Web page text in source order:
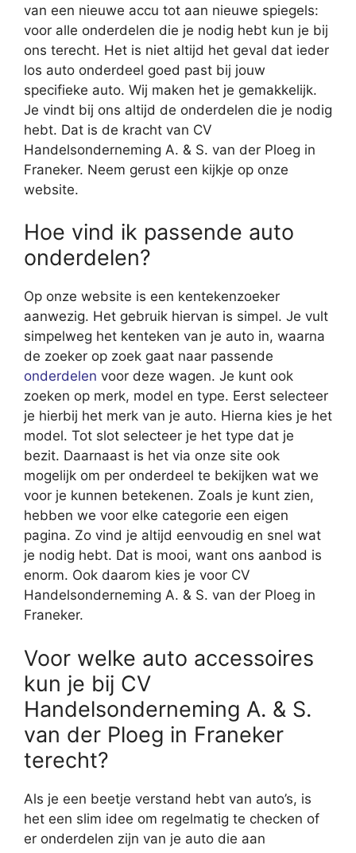
van een nieuwe accu tot aan nieuwe spiegels:
voor alle onderdelen die je nodig hebt kun je bij
ons terecht. Het is niet altijd het geval dat ieder
los auto onderdeel goed past bij jouw
specifieke auto. Wij maken het je gemakkelijk.
Je vindt bij ons altijd de onderdelen die je nodig
hebt. Dat is de kracht van CV
Handelsonderneming A. & S. van der Ploeg in
Franeker. Neem gerust een kijkje op onze
website.
Hoe vind ik passende auto
onderdelen?
Op onze website is een kentekenzoeker
aanwezig. Het gebruik hiervan is simpel. Je vult
simpelweg het kenteken van je auto in, waarna
de zoeker op zoek gaat naar passende
onderdelen voor deze wagen. Je kunt ook
zoeken op merk, model en type. Eerst selecteer
je hierbij het merk van je auto. Hierna kies je het
model. Tot slot selecteer je het type dat je
bezit. Daarnaast is het via onze site ook
mogelijk om per onderdeel te bekijken wat we
voor je kunnen betekenen. Zoals je kunt zien,
hebben we voor elke categorie een eigen
pagina. Zo vind je altijd eenvoudig en snel wat
je nodig hebt. Dat is mooi, want ons aanbod is
enorm. Ook daarom kies je voor CV
Handelsonderneming A. & S. van der Ploeg in
Franeker.
Voor welke auto accessoires
kun je bij CV
Handelsonderneming A. & S.
van der Ploeg in Franeker
terecht?
Als je een beetje verstand hebt van auto’s, is
het een slim idee om regelmatig te checken of
er onderdelen zijn van je auto die aan